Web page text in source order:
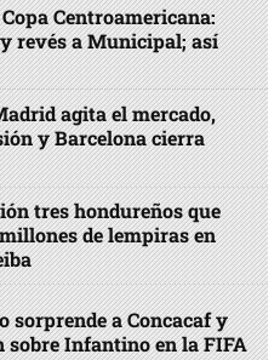
Centroamericana:
revés a Municipal; así
agita el mercado,
y Barcelona cierra
tres hondureños que
de lempiras en
sorprende a Concacaf y
sobre Infantino en la FIFA